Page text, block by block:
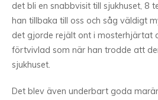
det bli en snabbvisit till sjukhuset, 8
han tillbaka till oss och såg väldigt
det gjorde rejält ont i mosterhjärtat
förtvivlad som när han trodde att
sjukhuset.
Det blev även underbart goda